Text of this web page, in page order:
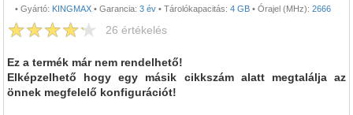
• Gyártó: KINGMAX • Garancia: 3 év • Tárolókapacitás: 4 GB • Órajel (MHz): 2666
26 értékelés
Ez a termék már nem rendelhető!
Elképzelhető hogy egy másik cikkszám alatt megtalálja az
önnek megfelelő konfigurációt!